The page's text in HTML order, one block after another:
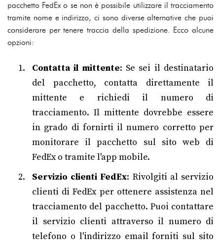
pacchetto FedEx o se non è possibile utilizzare il tracciamento
tramite nome e indirizzo, ci sono diverse alternative che puoi
considerare per tenere traccia della spedizione. Ecco alcune
opzioni:
Contatta il mittente: Se sei il destinatario
del pacchetto, contatta direttamente il
mittente e richiedi il numero di
tracciamento. Il mittente dovrebbe essere
in grado di fornirti il numero corretto per
monitorare il pacchetto sul sito web di
FedEx o tramite l'app mobile.
Servizio clienti FedEx: Rivolgiti al servizio
clienti di FedEx per ottenere assistenza nel
tracciamento del pacchetto. Puoi contattare
il servizio clienti attraverso il numero di
telefono o l'indirizzo email forniti sul sito